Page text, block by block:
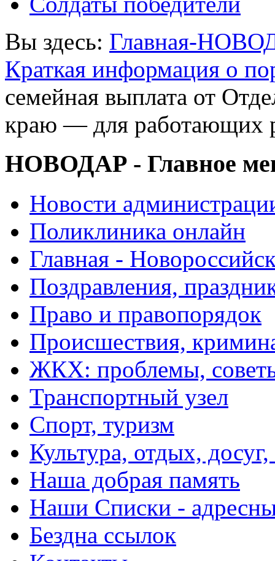
Вы здесь: Главная-
Краткая информация о
семейная выплата от
краю — для работающих
НОВОДАР - Главное
Новости
Поликлиника онлайн
Главная -
Поздравления,
Право и правопорядок
Происшествия,
ЖКХ: проблемы,
Транспортный узел
Спорт, туризм
Культура, отдых,
Наша добрая память
Наши Списки -
Бездна ссылок